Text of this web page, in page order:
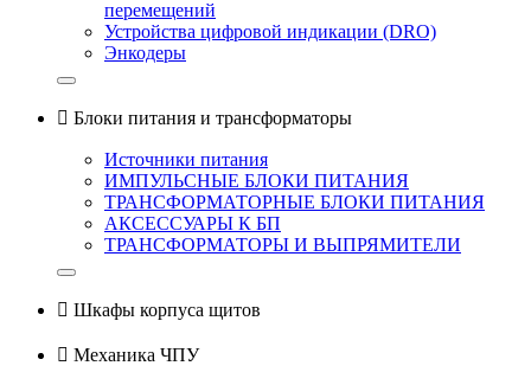
перемещений
Устройства цифровой индикации (DRO)
Энкодеры
 Блоки питания и трансформаторы
Источники питания
ИМПУЛЬСНЫЕ БЛОКИ ПИТАНИЯ
ТРАНСФОРМАТОРНЫЕ БЛОКИ ПИТАНИЯ
АКСЕССУАРЫ К БП
ТРАНСФОРМАТОРЫ И ВЫПРЯМИТЕЛИ
 Шкафы корпуса щитов
 Механика ЧПУ